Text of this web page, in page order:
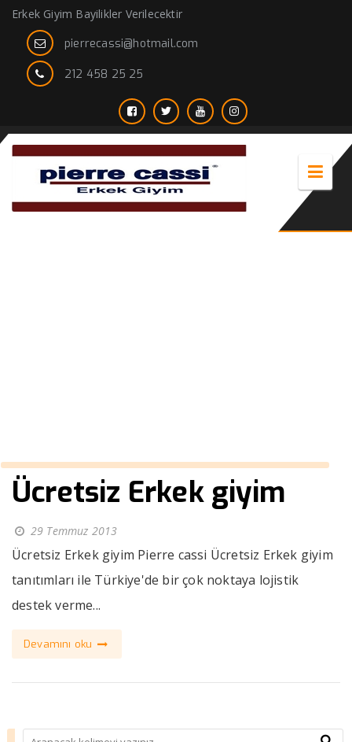
Erkek Giyim Bayilikler Verilecektir
pierrecassi@hotmail.com
212 458 25 25
Ücretsiz Erkek giyim
29 Temmuz 2013
Ücretsiz Erkek giyim Pierre cassi Ücretsiz Erkek giyim
tanıtımları ile Türkiye'de bir çok noktaya lojistik
destek verme...
Devamını oku